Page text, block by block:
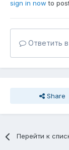
sign in now to
Ответить
Share
Перейти к